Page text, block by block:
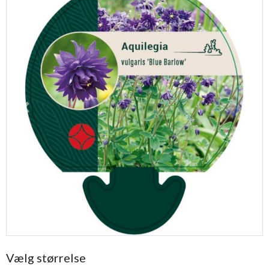
Previous
Vælg størrelse